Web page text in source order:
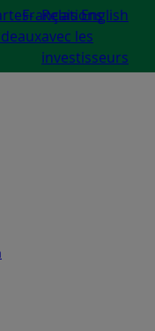
Relations
avec les
investisseurs
FrançaisEnglish